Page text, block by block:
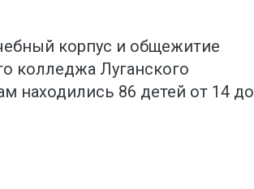
корпус и общежитие
колледжа Луганского
находились 86 детей от 14 до